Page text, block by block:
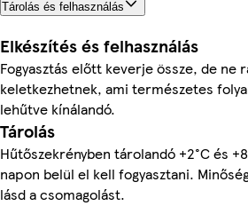
Tárolás és felhasználás
Elkészítés és felhasználás
Fogyasztás előtt keverje össze, de ne
keletkezhetnek, ami természetes
lehűtve kínálandó.
Tárolás
Hűtőszekrényben tárolandó +2°C és
napon belül el kell fogyasztani.
lásd a csomagolást.